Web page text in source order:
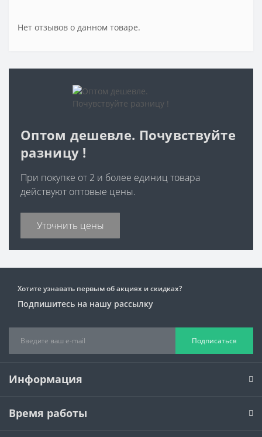
Нет отзывов о данном товаре.
Оптом дешевле. Почувствуйте
разницу !
При покупке от 2 и более единиц товара
действуют оптовые цены.
Уточнить цены
Хотите узнавать первым об акциях и скидках?
Подпишитесь на нашу рассылку
Подписаться
Информация
Время работы